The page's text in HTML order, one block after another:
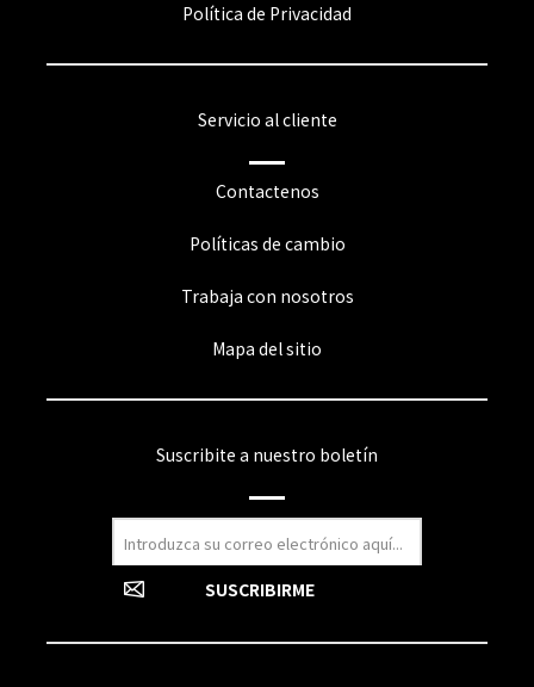
Política de Privacidad
Servicio al cliente
Contactenos
Políticas de cambio
Trabaja con nosotros
Mapa del sitio
Suscribite a nuestro boletín